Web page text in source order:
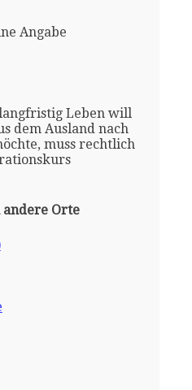
Angabe
Leben will
dem Ausland nach
muss rechtlich
Orte